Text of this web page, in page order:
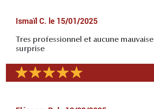
Ismaïl C. le 15/01/2025
Tres professionnel et aucune mauvaise
surprise